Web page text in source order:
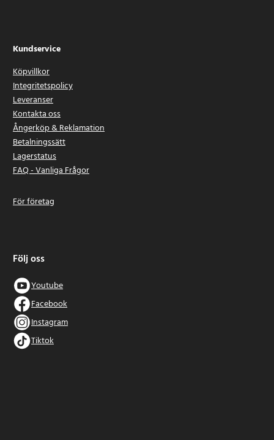
Kundservice
Köpvillkor
Integritetspolicy
Leveranser
Kontakta oss
Ångerköp & Reklamation
Betalningssätt
Lagerstatus
FAQ - Vanliga Frågor
För företag
Följ oss
Youtube
Facebook
Instagram
Tiktok